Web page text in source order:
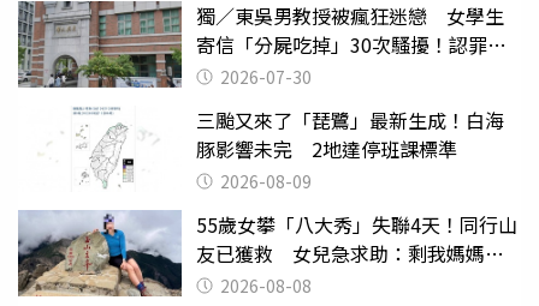
獨／東吳男教授被瘋狂迷戀 女學生
寄信「分屍吃掉」30次騷擾！認罪免
關 2026-07-30
三颱又來了「琵鷺」最新生成！白海
豚影響未完 2地達停班課標準
2026-08-09
55歲女攀「八大秀」失聯4天！同行山
友已獲救 女兒急求助：剩我媽媽還
沒找到
2026-08-08